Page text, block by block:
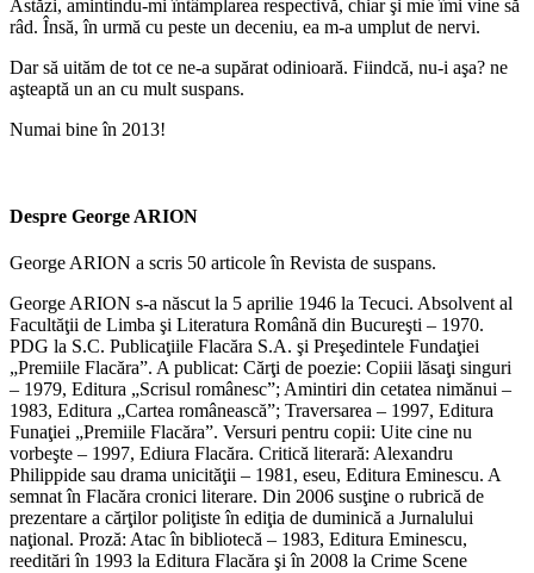
Astăzi, amintindu-mi întâmplarea respectivă, chiar şi mie îmi vine să
râd. Însă, în urmă cu peste un deceniu, ea m-a umplut de nervi.
Dar să uităm de tot ce ne-a supărat odinioară. Fiindcă, nu-i aşa? ne
aşteaptă un an cu mult suspans.
Numai bine în 2013!
Despre George ARION
George ARION a scris 50 articole în Revista de suspans.
George ARION s-a născut la 5 aprilie 1946 la Tecuci. Absolvent al
Facultăţii de Limba şi Literatura Română din Bucureşti – 1970.
PDG la S.C. Publicaţiile Flacăra S.A. şi Preşedintele Fundaţiei
„Premiile Flacăra”. A publicat: Cărţi de poezie: Copiii lăsaţi singuri
– 1979, Editura „Scrisul românesc”; Amintiri din cetatea nimănui –
1983, Editura „Cartea românească”; Traversarea – 1997, Editura
Funaţiei „Premiile Flacăra”. Versuri pentru copii: Uite cine nu
vorbeşte – 1997, Ediura Flacăra. Critică literară: Alexandru
Philippide sau drama unicităţii – 1981, eseu, Editura Eminescu. A
semnat în Flacăra cronici literare. Din 2006 susţine o rubrică de
prezentare a cărţilor poliţiste în ediţia de duminică a Jurnalului
naţional. Proză: Atac în bibliotecă – 1983, Editura Eminescu,
reeditări în 1993 la Editura Flacăra şi în 2008 la Crime Scene